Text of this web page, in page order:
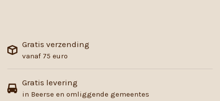
Gratis verzending
vanaf 75 euro
Gratis levering
in Beerse en omliggende gemeentes